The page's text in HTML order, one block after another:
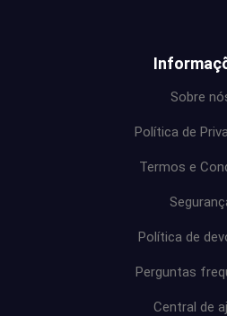
Sobre
Política de
Termos e
Política de
Perguntas
Central de